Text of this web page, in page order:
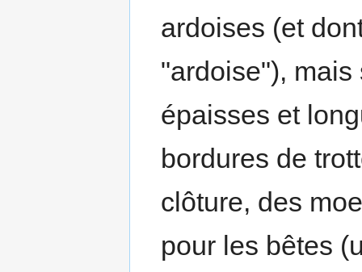
ardoises (et
"ardoise"),
épaisses et
bordures de
clôture, des
pour les bêtes